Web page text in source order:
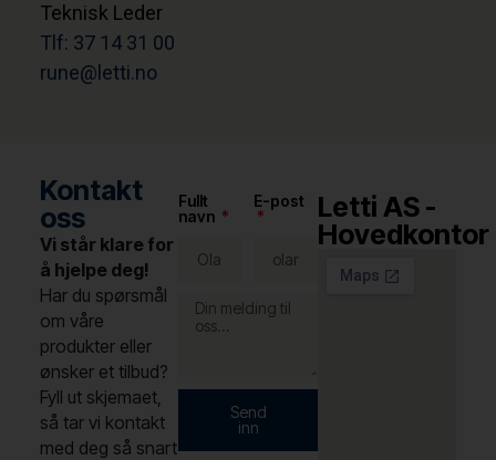
Teknisk Leder
Tlf: 37 14 31 00
rune@letti.no
Kontakt
oss
Vi står klare for
å hjelpe deg!
Har du spørsmål
om våre
produkter eller
ønsker et tilbud?
Fyll ut skjemaet,
så tar vi kontakt
med deg så snart
Fullt
navn
E-post
Send
inn
Letti AS -
Hovedkontor